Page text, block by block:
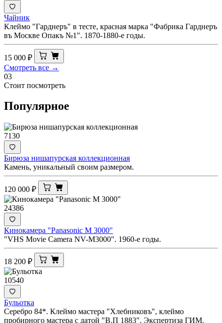
Чайник
Клеймо "Гарднеръ" в тесте, красная марка "Фабрика Гарднеръ
въ Москве Опакъ №1". 1870-1880-е годы.
15 000 ₽
Смотреть все →
03
Стоит посмотреть
Популярное
7130
Бирюза нишапурская коллекционная
Камень, уникальный своим размером.
120 000 ₽
24386
Кинокамера "Panasonic M 3000"
"VHS Movie Camera NV-M3000". 1960-е годы.
18 200 ₽
10540
Бульотка
Серебро 84*. Клеймо мастера "Хлебниковъ", клеймо
пробирного мастера с датой "В.П 1883". Экспертиза ГИМ.